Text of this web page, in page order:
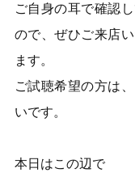
ご自身の耳で確認
ので、ぜひご来店
ます。
ご試聴希望の方は
いです。
本日はこの辺で